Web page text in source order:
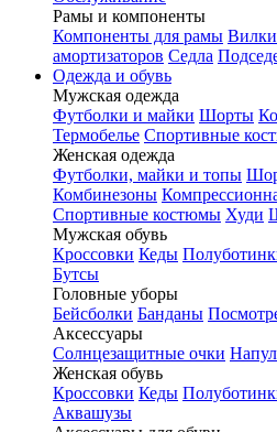
Рамы и компоненты
Компоненты для рамы Вилки
амортизаторов Седла
Одежда и обувь
Мужская одежда
Футболки и майки Шорты
Термобелье Спортивные
Женская одежда
Футболки, майки и топы
Комбинезоны
Спортивные костюмы Худи
Мужская обувь
Кроссовки Кеды
Бутсы
Головные уборы
Бейсболки Банданы
Аксессуары
Солнцезащитные очки
Женская обувь
Кроссовки Кеды
Аквашузы